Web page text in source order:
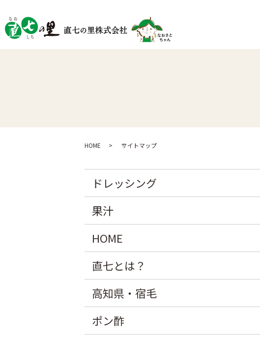
HOME サイトマップ
ドレッシング
果汁
HOME
直七とは？
高知県・宿毛
ポン酢